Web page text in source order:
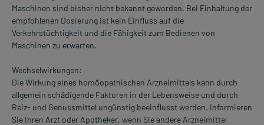
Maschinen sind bisher nicht bekannt geworden. Bei Einhaltung der
empfohlenen Dosierung ist kein Einfluss auf die
Verkehrstüchtigkeit und die Fähigkeit zum Bedienen von
Maschinen zu erwarten.
Wechselwirkungen:
Die Wirkung eines homöopathischen Arzneimittels kann durch
allgemein schädigende Faktoren in der Lebensweise und durch
Reiz- und Genussmittel ungünstig beeinflusst werden. Informieren
Sie Ihren Arzt oder Apotheker, wenn Sie andere Arzneimittel